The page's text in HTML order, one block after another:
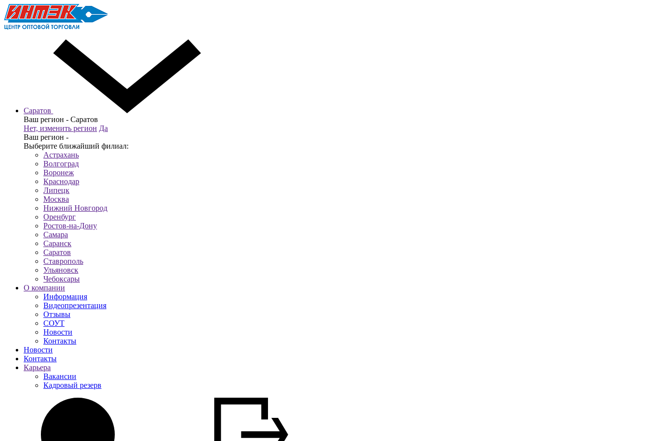
Саратов
Ваш регион - Саратов
Нет, изменить регион Да
Ваш регион -
Выберите ближайший филиал:
Астрахань
Волгоград
Воронеж
Краснодар
Липецк
Москва
Нижний Новгород
Оренбург
Ростов-на-Дону
Самара
Саранск
Саратов
Ставрополь
Ульяновск
Чебоксары
О компании
Информация
Видеопрезентация
Отзывы
СОУТ
Новости
Контакты
Новости
Контакты
Карьера
Вакансии
Кадровый резерв